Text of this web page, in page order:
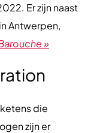
Er zijn naast
Antwerpen,
»
die
zijn er